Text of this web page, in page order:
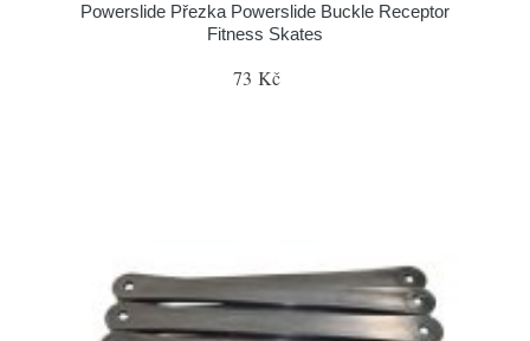
Powerslide Přezka Powerslide Buckle Receptor
Fitness Skates
73 Kč